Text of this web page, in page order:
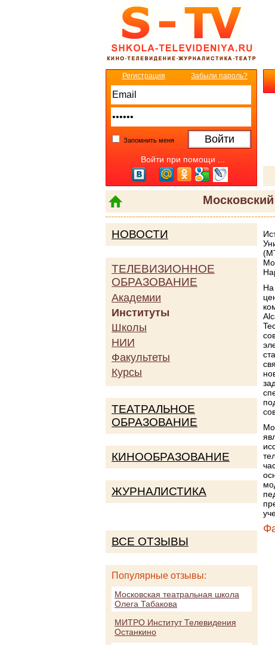
Регистрация Забыли пароль?
Запомнить меня
Войти при помощи ...
На
НОВОСТИ
ТЕЛЕВИЗИОННОЕ
ОБРАЗОВАНИЕ
Академии
Институты
Школы
НИИ
Факультеты
Курсы
ТЕАТРАЛЬНОЕ
ОБРАЗОВАНИЕ
КИНООБРАЗОВАНИЕ
ЖУРНАЛИСТИКА
ВСЕ ОТЗЫВЫ
Популярные отзывы:
Московская театральная школа
Олега Табакова
МИТРО Институт Телевидения
Останкино